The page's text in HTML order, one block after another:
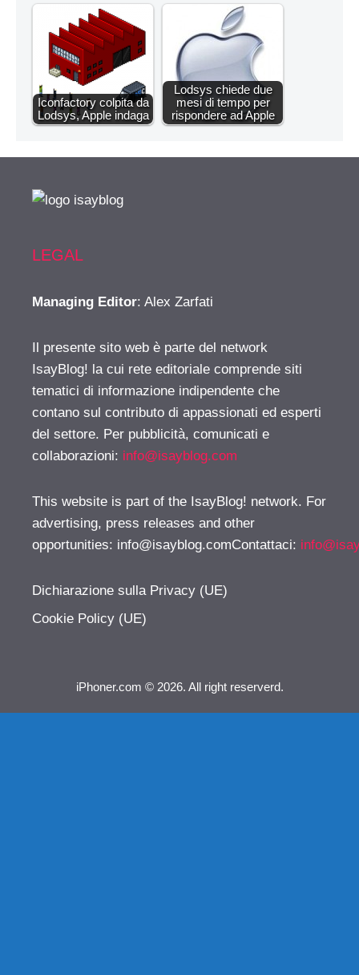
Iconfactory colpita da
Lodsys, Apple indaga
Lodsys chiede due
mesi di tempo per
rispondere ad Apple
LEGAL
Managing Editor: Alex Zarfati
Il presente sito web è parte del network
IsayBlog! la cui rete editoriale comprende siti
tematici di informazione indipendente che
contano sul contributo di appassionati ed esperti
del settore. Per pubblicità, comunicati e
collaborazioni: info@isayblog.com
This website is part of the IsayBlog! network. For
advertising, press releases and other
opportunities: info@isayblog.comContattaci:
Dichiarazione sulla Privacy (UE)
Cookie Policy (UE)
iPhoner.com © 2026. All right reserverd.